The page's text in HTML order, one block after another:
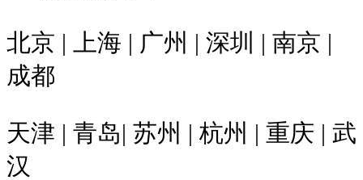
北京 | 上海 | 广州 | 深圳 | 南京 |
成都
天津 | 青岛| 苏州 | 杭州 | 重庆 | 武
汉